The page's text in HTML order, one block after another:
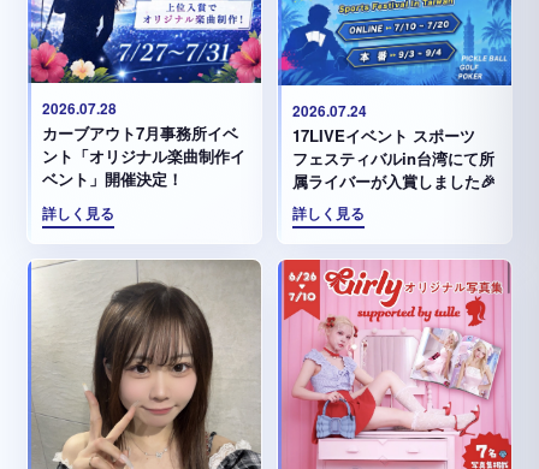
2026.07.28
カーブアウト7月事務所イベ
ント「オリジナル楽曲制作イ
ベント」開催決定！
詳しく見る
2026.07.24
17LIVEイベント スポーツ
フェスティバルin台湾にて所
属ライバーが入賞しました🎉
詳しく見る